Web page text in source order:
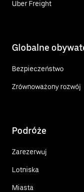
Uber Freight
Globalne
Bezpieczeństwo
Zrównoważony rozwój
Podróże
Zarezerwuj
Lotniska
Miasta